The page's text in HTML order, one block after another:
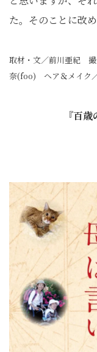
た。そのことに改
取材・文／前川亜紀
奈(foo) ヘア＆メイク
『百